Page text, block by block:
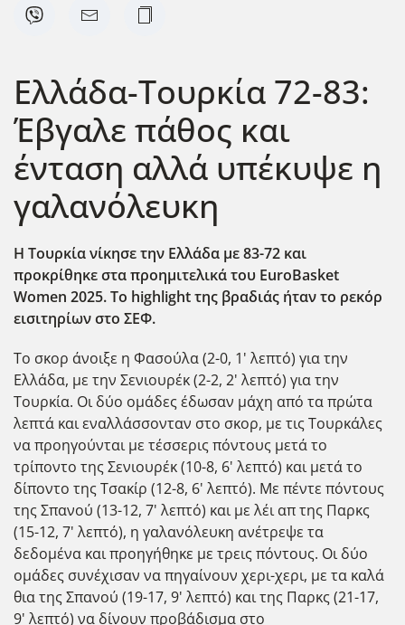
Ελλάδα-Τουρκία 72-83:
Έβγαλε πάθος και
ένταση αλλά υπέκυψε η
γαλανόλευκη
Η Τουρκία νίκησε την Ελλάδα με 83-72 και
προκρίθηκε στα προημιτελικά του EuroBasket
Women 2025. Το highlight της βραδιάς ήταν το ρεκόρ
εισιτηρίων στο ΣΕΦ.
Το σκορ άνοιξε η Φασούλα (2-0, 1' λεπτό) για την
Ελλάδα, με την Σενιουρέκ (2-2, 2' λεπτό) για την
Τουρκία. Οι δύο ομάδες έδωσαν μάχη από τα πρώτα
λεπτά και εναλλάσσονταν στο σκορ, με τις Τουρκάλες
να προηγούνται με τέσσερις πόντους μετά το
τρίποντο της Σενιουρέκ (10-8, 6' λεπτό) και μετά το
δίποντο της Τσακίρ (12-8, 6' λεπτό). Με πέντε πόντους
της Σπανού (13-12, 7' λεπτό) και με λέι απ της Παρκς
(15-12, 7' λεπτό), η γαλανόλευκη ανέτρεψε τα
δεδομένα και προηγήθηκε με τρεις πόντους. Οι δύο
ομάδες συνέχισαν να πηγαίνουν χερι-χερι, με τα καλά
θια της Σπανού (19-17, 9' λεπτό) και της Παρκς (21-17,
9' λεπτό) να δίνουν προβάδισμα στο